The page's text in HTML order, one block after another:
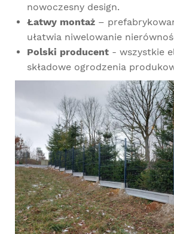
nowoczesny design.
Łatwy montaż –
ułatwia niwelowanie
Polski producent - wszystkie
składowe ogrodzenia